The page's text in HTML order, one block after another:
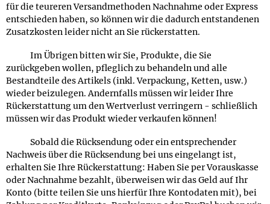
für die teureren Versandmethoden Nachnahme oder Express
entschieden haben, so können wir die dadurch entstandenen
Zusatzkosten leider nicht an Sie rückerstatten.
Im Übrigen bitten wir Sie, Produkte, die Sie
zurückgeben wollen, pfleglich zu behandeln und alle
Bestandteile des Artikels (inkl. Verpackung, Ketten, usw.)
wieder beizulegen. Andernfalls müssen wir leider Ihre
Rückerstattung um den Wertverlust verringern - schließlich
müssen wir das Produkt wieder verkaufen können!
Sobald die Rücksendung oder ein entsprechender
Nachweis über die Rücksendung bei uns eingelangt ist,
erhalten Sie Ihre Rückerstattung: Haben Sie per Vorauskasse
oder Nachnahme bezahlt, überweisen wir das Geld auf Ihr
Konto (bitte teilen Sie uns hierfür Ihre Kontodaten mit), bei